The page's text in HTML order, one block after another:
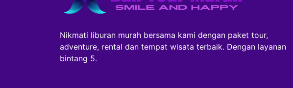
Nikmati liburan murah bersama kami dengan paket tour,
adventure, rental dan tempat wisata terbaik. Dengan layanan
bintang 5.